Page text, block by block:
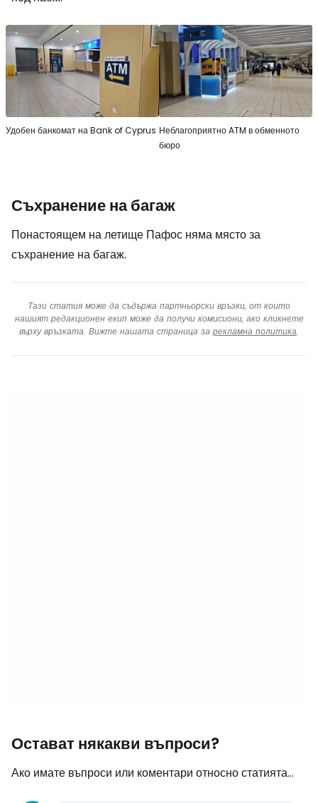
Удобен банкомат на Bank of Cyprus Неблагоприятно ATM в обменното
бюро
Съхранение на багаж
Понастоящем на летище Пафос няма място за
съхранение на багаж.
Тази статия може да съдържа партньорски връзки, от които
нашият редакционен екип може да получи комисиони, ако кликнете
върху връзката. Вижте нашата страница за рекламна политика.
Остават някакви въпроси?
Ако имате въпроси или коментари относно статията...